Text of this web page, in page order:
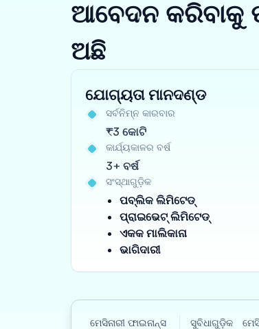
ଆବେଦନ କରିବାକୁ
ଅଛି
ଯୋଗ୍ୟତା ମାନଦଣ୍ଡ
ସର୍ବନିମ୍ନ କାରବାର
₹3 କୋଟି
କାର୍ଯ୍ୟକାଳର ବର୍ଷ
3+ ବର୍ଷ
ସଂସ୍ଥାଗୁଡ଼ିକ
ପବ୍ଲିକ ଲିମିଟେଡ୍
ପ୍ରାଇଭେଟ୍ ଲିମିଟେଡ୍
ଏକକ ମାଲିକାନା
ଭାଗିଦାରୀ
ମେସିନାରୀ ଫାଇନାନ୍ସ ସୁବିଧାଗୁଡ଼ିକ